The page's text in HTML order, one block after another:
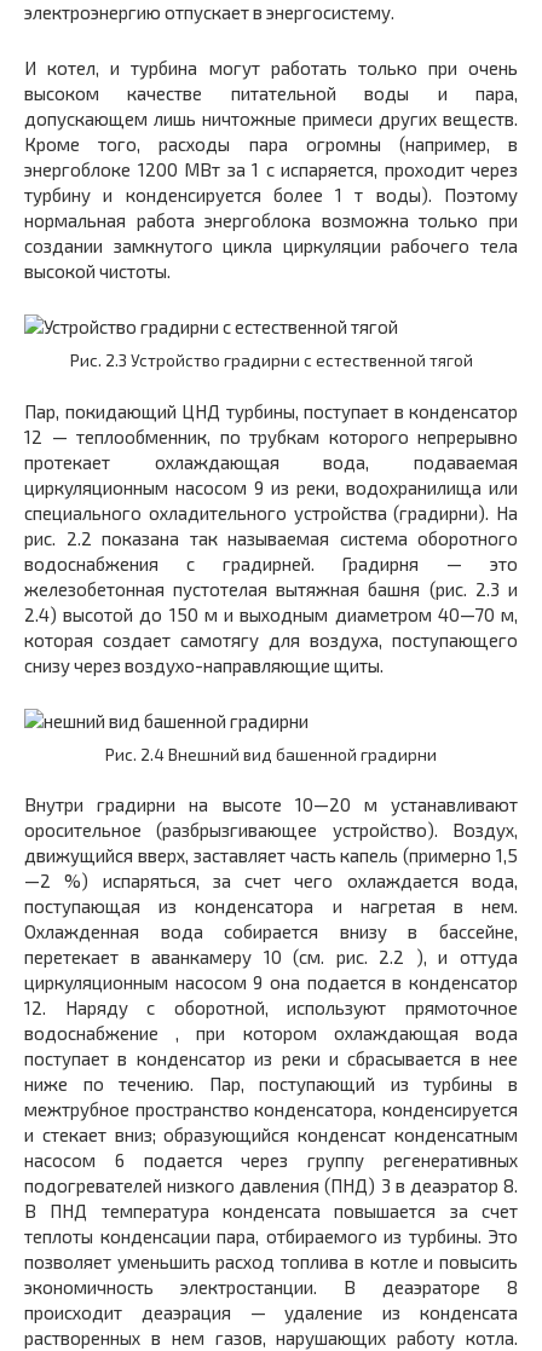
электроэнергию отпускает в энергосистему.
И котел, и турбина могут работать только при очень
высоком качестве питательной воды и пара,
допускающем лишь ничтожные примеси других веществ.
Кроме того, расходы пара огромны (например, в
энергоблоке 1200 МВт за 1 с испаряется, проходит через
турбину и конденсируется более 1 т воды). Поэтому
нормальная работа энергоблока возможна только при
создании замкнутого цикла циркуляции рабочего тела
высокой чистоты.
Рис. 2.3 Устройство градирни с естественной тягой
Пар, покидающий ЦНД турбины, поступает в конденсатор
12 — теплообменник, по трубкам которого непрерывно
протекает охлаждающая вода, подаваемая
циркуляционным насосом 9 из реки, водохранилища или
специального охладительного устройства (градирни). На
рис. 2.2 показана так называемая система оборотного
водоснабжения с градирней. Градирня — это
железобетонная пустотелая вытяжная башня (рис. 2.3 и
2.4) высотой до 150 м и выходным диаметром 40—70 м,
которая создает самотягу для воздуха, поступающего
снизу через воздухо-направляющие щиты.
Рис. 2.4 Внешний вид башенной градирни
Внутри градирни на высоте 10—20 м устанавливают
оросительное (разбрызгивающее устройство). Воздух,
движущийся вверх, заставляет часть капель (примерно 1,5
—2 %) испаряться, за счет чего охлаждается вода,
поступающая из конденсатора и нагретая в нем.
Охлажденная вода собирается внизу в бассейне,
перетекает в аванкамеру 10 (см. рис. 2.2 ), и оттуда
циркуляционным насосом 9 она подается в конденсатор
12. Наряду с оборотной, используют прямоточное
водоснабжение , при котором охлаждающая вода
поступает в конденсатор из реки и сбрасывается в нее
ниже по течению. Пар, поступающий из турбины в
межтрубное пространство конденсатора, конденсируется
и стекает вниз; образующийся конденсат конденсатным
насосом 6 подается через группу регенеративных
подогревателей низкого давления (ПНД) 3 в деаэратор 8.
В ПНД температура конденсата повышается за счет
теплоты конденсации пара, отбираемого из турбины. Это
позволяет уменьшить расход топлива в котле и повысить
экономичность электростанции. В деаэраторе 8
происходит деаэрация — удаление из конденсата
растворенных в нем газов, нарушающих работу котла.